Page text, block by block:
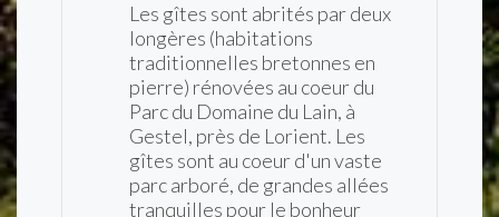
Les gîtes sont abrités par deux
longères (habitations
traditionnelles bretonnes en
pierre) rénovées au coeur du
Parc du Domaine du Lain, à
Gestel, près de Lorient. Les
gîtes sont au coeur d'un vaste
parc arboré, de grandes allées
tranquilles pour le bonheur